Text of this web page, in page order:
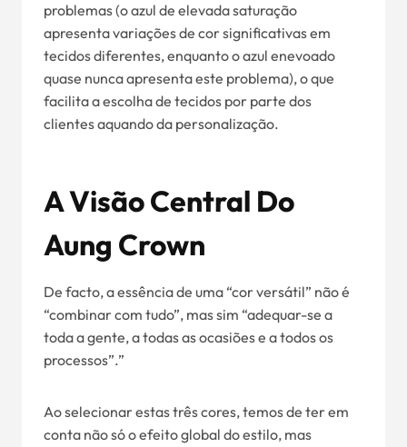
problemas (o azul de elevada saturação
apresenta variações de cor significativas em
tecidos diferentes, enquanto o azul enevoado
quase nunca apresenta este problema), o que
facilita a escolha de tecidos por parte dos
clientes aquando da personalização.
A Visão Central Do
Aung Crown
De facto, a essência de uma “cor versátil” não é
“combinar com tudo”, mas sim “adequar-se a
toda a gente, a todas as ocasiões e a todos os
processos”.”
Ao selecionar estas três cores, temos de ter em
conta não só o efeito global do estilo, mas